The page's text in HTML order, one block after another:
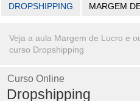
DROPSHIPPING MARGEM
Veja a aula Margem de Lucro e
curso Dropshipping
Curso Online
Dropshipping